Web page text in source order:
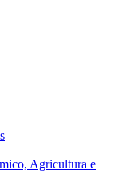
Agricultura e